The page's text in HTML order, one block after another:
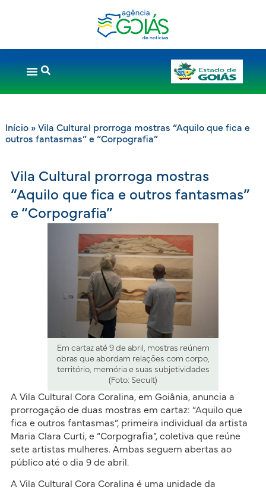
Início» Vila Cultural prorroga mostras “Aquilo que fica e
outros fantasmas” e “Corpografia”
Vila Cultural prorroga mostras
“Aquilo que fica e outros fantasmas”
e “Corpografia”
Em cartaz até 9 de abril, mostras reúnem
obras que abordam relações com corpo,
território, memória e suas subjetividades
(Foto: Secult)
A Vila Cultural Cora Coralina, em Goiânia, anuncia a
prorrogação de duas mostras em cartaz: “Aquilo que
fica e outros fantasmas”, primeira individual da artista
Maria Clara Curti, e “Corpografia”, coletiva que reúne
sete artistas mulheres. Ambas seguem abertas ao
público até o dia 9 de abril.
A Vila Cultural Cora Coralina é uma unidade da